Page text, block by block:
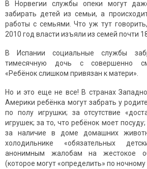
В Норвегии службы опеки могут
забирать детей из семьи, а
работы с семьями. Что уж тут
2010 год власти изъяли из семей почти
В Испании социальные службы
тимесячную дочь с совершенно
«Ребёнок слишком привязан к матери».
Но и это еще не все! В странах
Америки ребёнка могут забрать у
по полу игрушки; за отсутствие
игрушек; за то, что ребёнок моет
за наличие в доме домашних
холодильнике «обязательных
анонимным жалобам на жестокое
(которое могут «определить» по ночному